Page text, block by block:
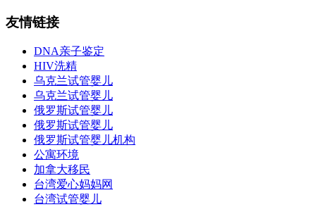
友情链接
DNA亲子鉴定
HIV洗精
乌克兰试管婴儿
乌克兰试管婴儿
俄罗斯试管婴儿
俄罗斯试管婴儿
俄罗斯试管婴儿机构
公寓环境
加拿大移民
台湾爱心妈妈网
台湾试管婴儿